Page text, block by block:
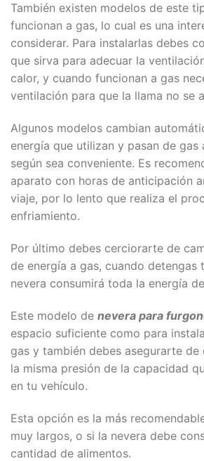
También existen modelos de este
funcionan a gas, lo cual es una
considerar. Para instalarlas debes
que sirva para adecuar la
calor, y cuando funcionan a gas
ventilación para que la llama no se
Algunos modelos cambian
energía que utilizan y pasan de gas
según sea conveniente. Es
aparato con horas de anticipación
viaje, por lo lento que realiza el
enfriamiento.
Por último debes cerciorarte de
de energía a gas, cuando detengas
nevera consumirá toda la energía
Este modelo de nevera para
espacio suficiente como para
gas y también debes asegurarte de
la misma presión de la capacidad
en tu vehículo.
Esta opción es la más
muy largos, o si la nevera debe
cantidad de alimentos.